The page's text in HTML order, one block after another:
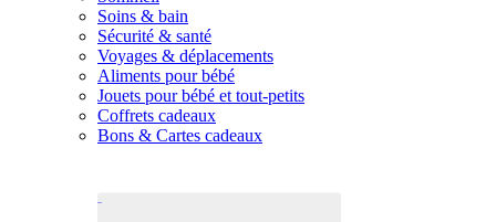
Soins & bain
Sécurité & santé
Voyages & déplacements
Aliments pour bébé
Jouets pour bébé et tout-petits
Coffrets cadeaux
Bons & Cartes cadeaux